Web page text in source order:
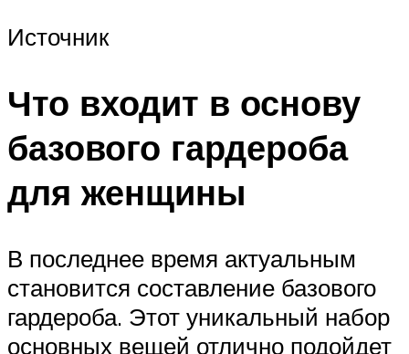
Источник
Что входит в основу
базового гардероба
для женщины
В последнее время актуальным
становится составление базового
гардероба. Этот уникальный набор
основных вещей отлично подойдет